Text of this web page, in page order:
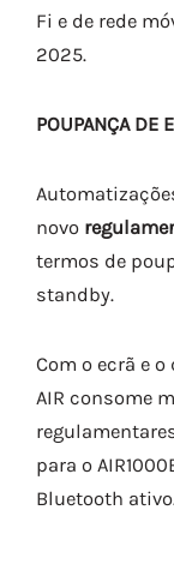
Fi e de rede
2025.
POUPANÇA DE
novo
termos de
standby.
Com o ecrã e
AIR consome
para o
Bluetooth